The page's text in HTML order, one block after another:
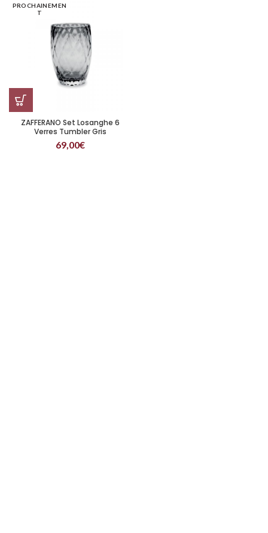
PROCHAINEMEN
T
ZAFFERANO Set Losanghe 6
Verres Tumbler Gris
69,00€